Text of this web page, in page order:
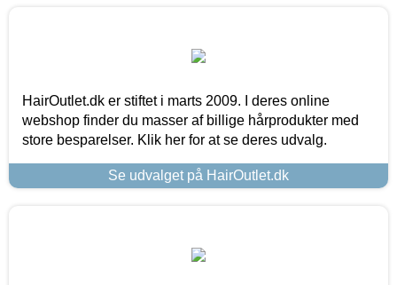
HairOutlet.dk er stiftet i marts 2009. I deres online
webshop finder du masser af billige hårprodukter med
store besparelser. Klik her for at se deres udvalg.
Se udvalget på HairOutlet.dk